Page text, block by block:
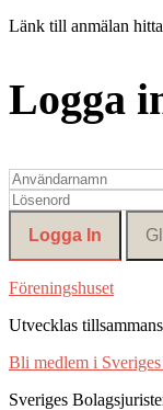
Länk till anmälan
Logga
Föreningshuset
Utvecklas tillsammans
Bli medlem i
Sveriges